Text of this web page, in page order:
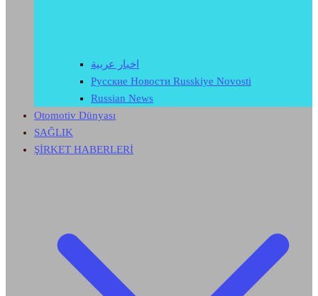
اخبار عربية
Русские Новости Russkiye Novosti
Russian News
Otomotiv Dünyası
SAĞLIK
ŞİRKET HABERLERİ